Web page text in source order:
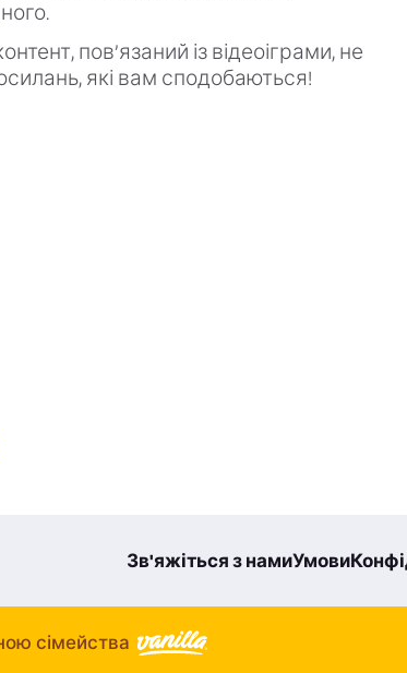
пов’язаний із відеоіграми, не
які вам сподобаються!
Зв'яжіться з намиУмови
сімейства